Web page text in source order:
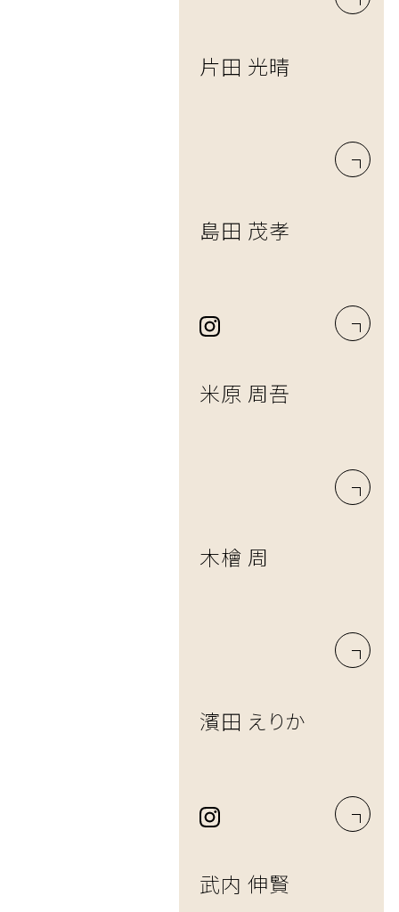
片田 光晴
島田 茂孝
米原 周吾
木檜 周
濱田 えりか
武内 伸賢